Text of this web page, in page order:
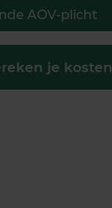
AOV-plicht
je kosten